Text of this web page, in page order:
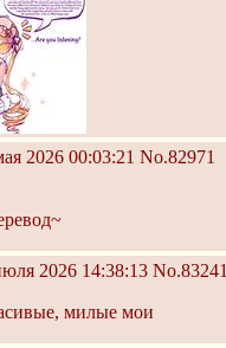
2026 00:03:21 No.82971
2026 14:38:13 No.83241
милые мои